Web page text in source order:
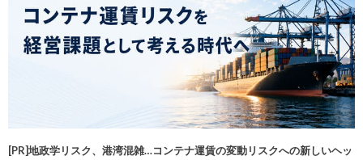
[PR]地政学リスク、港湾混雑…コンテナ運賃の変動リスクへの新しいヘッ